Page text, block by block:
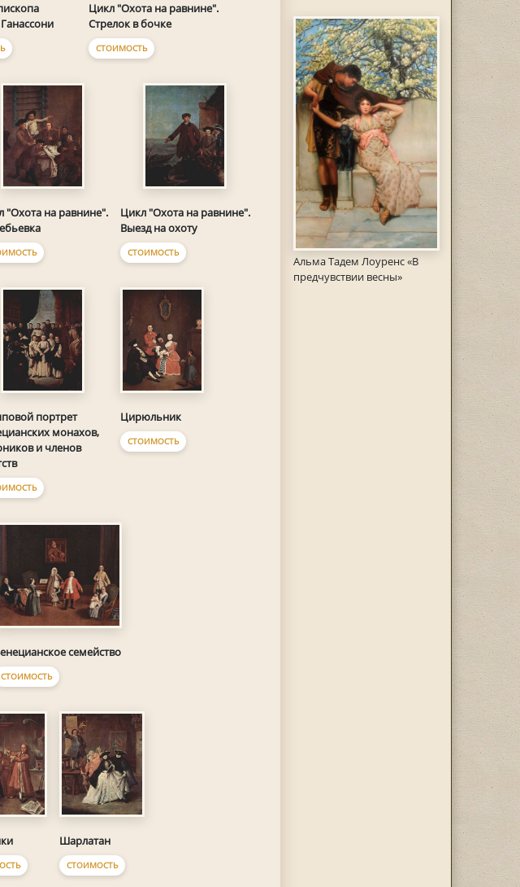
Альма Тадем Лоуренс «В
предчувствии весны»
Цикл "Охота на равнине".
Стрелок в бочке
СТОИМОСТЬ
"Охота на равнине".
Цикл "Охота на равнине".
Выезд на охоту
СТОИМОСТЬ
портрет
монахов,
и членов
Цирюльник
СТОИМОСТЬ
семейство
СТОИМОСТЬ
Шарлатан
СТОИМОСТЬ